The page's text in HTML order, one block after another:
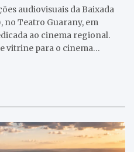
audiovisuais da Baixada
no Teatro Guarany, em
ao cinema regional.
vitrine para o cinema…